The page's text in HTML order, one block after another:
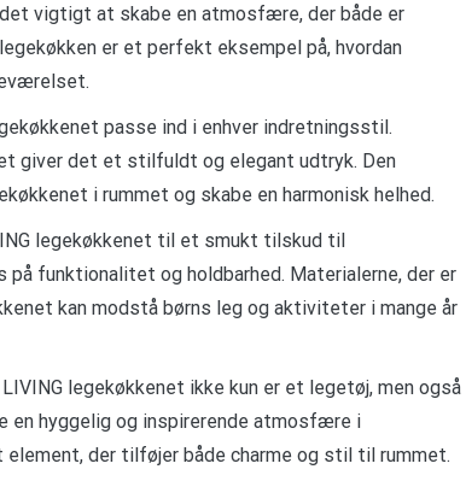
vigtigt at skabe en atmosfære, der både er
er et perfekt eksempel på, hvordan
passe ind i enhver indretningsstil.
giver det et stilfuldt og elegant udtryk. Den
i rummet og skabe en harmonisk helhed.
legekøkkenet til et smukt tilskud til
funktionalitet og holdbarhed. Materialerne, der er
kan modstå børns leg og aktiviteter i mange år
legekøkkenet ikke kun er et legetøj, men også
en hyggelig og inspirerende atmosfære i
der tilføjer både charme og stil til rummet.